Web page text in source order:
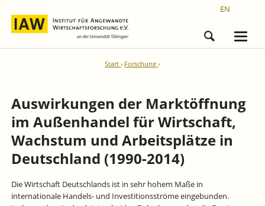
EN
Start Forschung
Auswirkungen der Marktöffnung
im Außenhandel für Wirtschaft,
Wachstum und Arbeitsplätze in
Deutschland (1990-2014)
Die Wirtschaft Deutschlands ist in sehr hohem Maße in
internationale Handels- und Investitionsströme eingebunden.